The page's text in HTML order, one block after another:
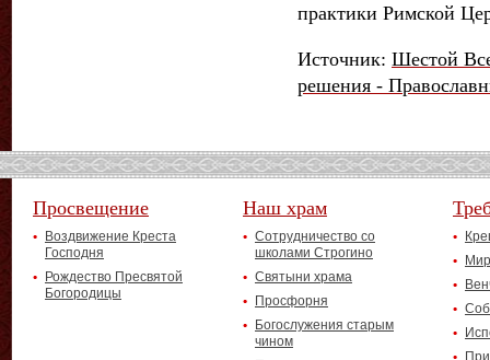
практики Римской
Источник: Шестой
решения -
Просвещение
Воздвижение Креста
Господня
Рождество Пресвятой
Богородицы
Наш храм
Сотрудничество со
школами Строгино
Святыни храма
Просфорня
Богослужения старым
чином